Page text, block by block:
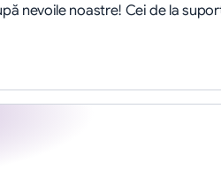
nevoile noastre! Cei de la